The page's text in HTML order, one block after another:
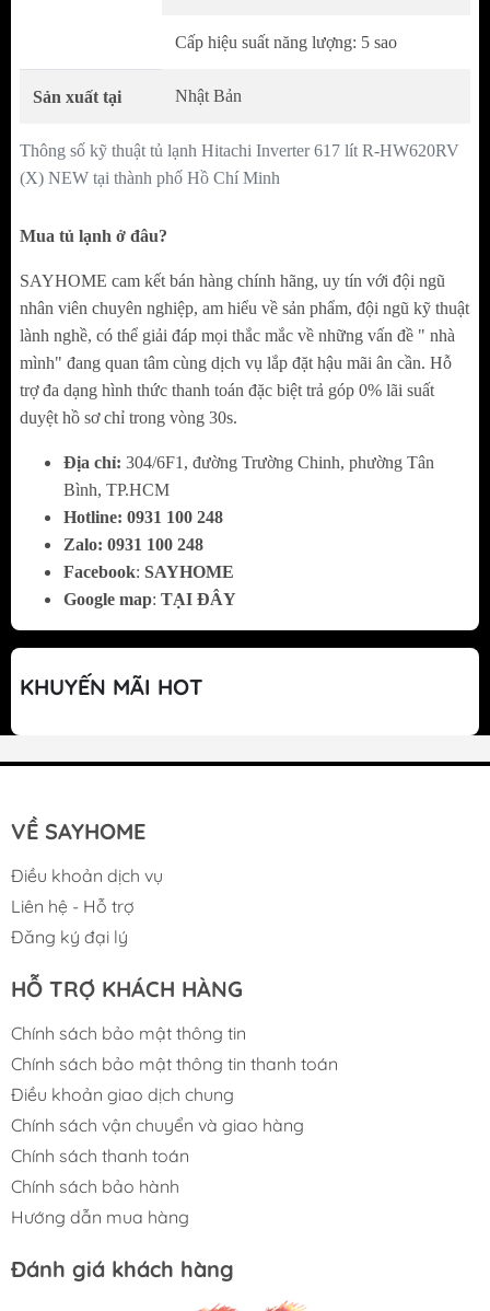
nghiệm: R-WX74K (model tương đương với R-
HW620RS/540RS). Hiệu quả có thể khác nhau tùy
thuộc vào loại hoặc độ tươi của thực phẩm lưu trữ
và không kéo dài đến hết thời hạn sử dụng tốt nhất
và ngày hết hạn.
Ngăn Chân Không Vacuum Compartment là
công nghệ bảo quản tiên tiến của tủ lạnh
Hitachi, tạo ra môi trường không có không
khí, cách tuyệt vời giữ thực phẩm luôn tươi
ngon không bị đóng băng, giảm tình trạng
phẩm.
Ngăn Chân Không Vacuum Compartment tạo
ra môi trường lưu trữ tuyệt vời để bảo toàn
hương vị và cấu trúc nguyên bản của thực
phẩm bằng cách hạn chế sự chảy nước mà
vẫn đảm bảo thực phẩm tươi ngon, không bị
đóng băng, giảm tình trạng mất nước mà
không cần màng bọc thực phẩm.
Thông số kỹ thuật tủ lạnh Hitachi Inverter 617 lít R-HW620RV
(X) NEW tại thành phố Hồ Chí Minh
Cấp hiệu suất năng lượng: 5 sao
Sản xuất tại Nhật Bản
Mua tủ lạnh ở đâu?
SAYHOME cam kết bán hàng chính hãng, uy tín với đội ngũ
nhân viên chuyên nghiệp, am hiểu về sản phẩm, đội ngũ kỹ thuật
lành nghề, có thể giải đáp mọi thắc mắc về những vấn đề " nhà
mình" đang quan tâm cùng dịch vụ lắp đặt hậu mãi ân cần. Hỗ
trợ đa dạng hình thức thanh toán đặc biệt trả góp 0% lãi suất
duyệt hồ sơ chỉ trong vòng 30s.
Địa chỉ: 304/6F1, đường Trường Chinh, phường Tân
Bình, TP.HCM
Hotline: 0931 100 248
Zalo: 0931 100 248
Facebook: SAYHOME
Google map: TẠI ĐÂY
KHUYẾN MÃI HOT
VỀ SAYHOME
Điều khoản dịch vụ
Liên hệ - Hỗ trợ
Đăng ký đại lý
HỖ TRỢ KHÁCH HÀNG
Chính sách bảo mật thông tin
Chính sách bảo mật thông tin thanh toán
Điều khoản giao dịch chung
Chính sách vận chuyển và giao hàng
Chính sách thanh toán
Chính sách bảo hành
Hướng dẫn mua hàng
Đánh giá khách hàng